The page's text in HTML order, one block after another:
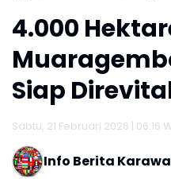
4.000
Siap
Sabtu, 21 Februari 2026 | 06:16
Info Berita